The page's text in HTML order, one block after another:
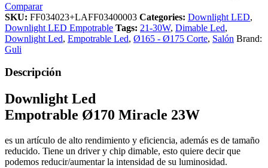
Comparar
SKU: FF034023+LAFF03400003 Categories: Downlight LED,
Downlight LED Empotrable Tags: 21-30W, Dimable Led,
Downlight Led, Empotrable Led, Ø165 - Ø175 Corte, Salón Brand:
Guli
Descripción
Downlight Led
Empotrable Ø170 Miracle 23W
es un artículo de alto rendimiento y eficiencia, además es de tamaño
reducido. Tiene un driver y chip dimable, esto quiere decir que
podemos reducir/aumentar la intensidad de su luminosidad.